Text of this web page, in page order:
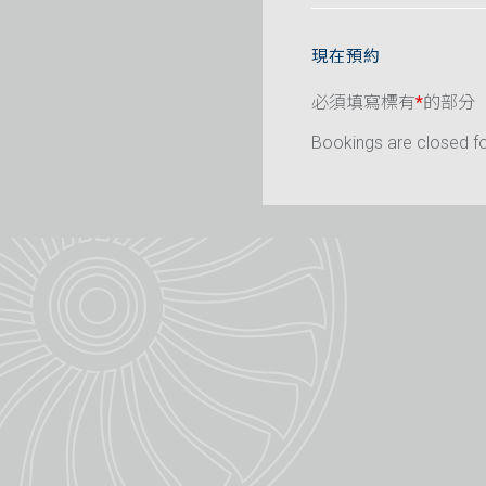
現在預約
必須填寫標有*的部分
Bookings are closed